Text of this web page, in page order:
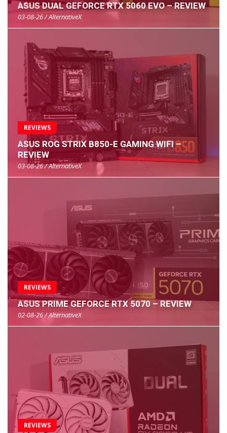
ASUS DUAL GEFORCE RTX 5060 EVO – REVIEW
03-08-26 / AlternativeX
REVIEWS
ASUS ROG STRIX B850-E GAMING WIFI –
REVIEW
03-08-26 / AlternativeX
REVIEWS
ASUS PRIME GEFORCE RTX 5070 – REVIEW
02-08-26 / AlternativeX
REVIEWS